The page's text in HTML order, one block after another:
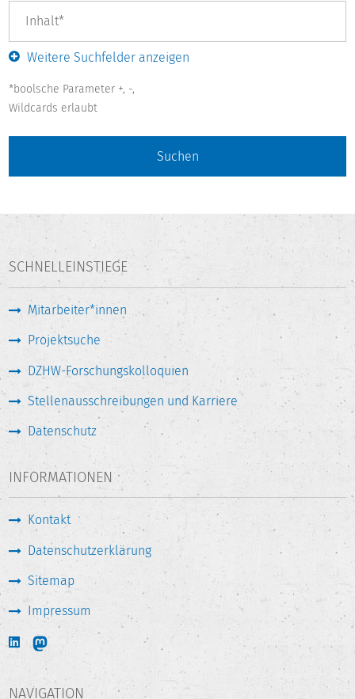
Weitere Suchfelder anzeigen
*boolsche Parameter +, -,
Wildcards erlaubt
Suchen
SCHNELLEINSTIEGE
Mitarbeiter*innen
Projektsuche
DZHW-Forschungskolloquien
Stellenausschreibungen und Karriere
Datenschutz
INFORMATIONEN
Kontakt
Datenschutzerklärung
Sitemap
Impressum
NAVIGATION